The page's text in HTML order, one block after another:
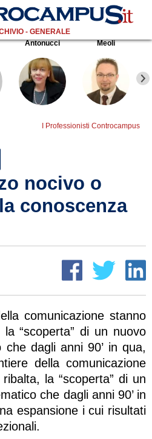
- GENERALE
Antonucci Meoli
I Professionisti Controcampus
nocivo o
conoscenza
comunicazione stanno
“scoperta” di un nuovo
dagli anni 90’ in qua,
della comunicazione
la “scoperta” di un
che dagli anni 90’ in
espansione i cui risultati